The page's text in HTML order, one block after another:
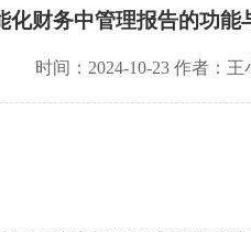
化财务中管理报告的功能
时间：2024-10-23 作者：王